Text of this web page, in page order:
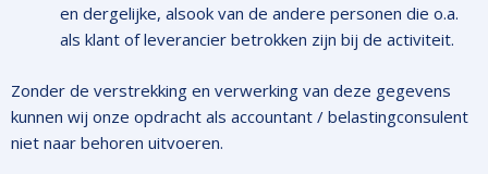
en dergelijke, alsook van de andere personen die o.a.
als klant of leverancier betrokken zijn bij de activiteit.
Zonder de verstrekking en verwerking van deze gegevens
kunnen wij onze opdracht als accountant / belastingconsulent
niet naar behoren uitvoeren.